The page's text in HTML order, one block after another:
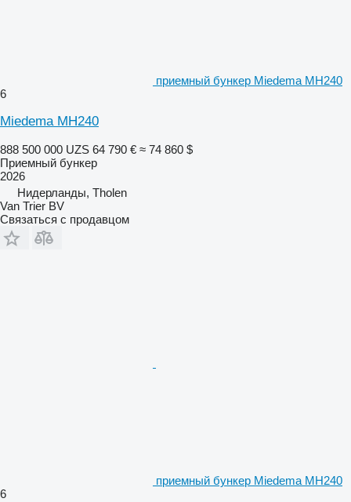
приемный бункер Miedema MH240
6
Miedema MH240
888 500 000 UZS 64 790 € ≈ 74 860 $
Приемный бункер
2026
Нидерланды, Tholen
Van Trier BV
Связаться с продавцом
приемный бункер Miedema MH240
6